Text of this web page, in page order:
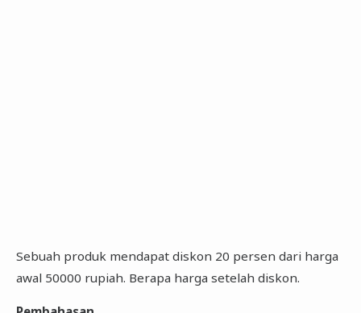
Sebuah produk mendapat diskon 20 persen dari harga
awal 50000 rupiah. Berapa harga setelah diskon.